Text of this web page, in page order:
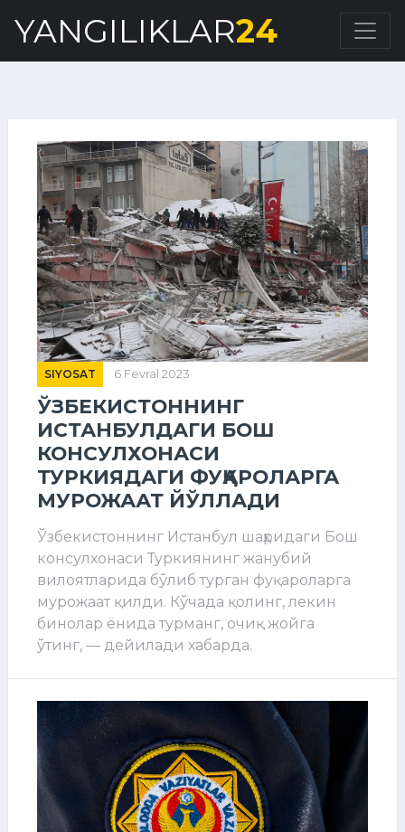
YANGILIKLAR24
SIYOSAT 6 Fevral 2023
ЎЗБЕКИСТОННИНГ
ИСТАНБУЛДАГИ БОШ
КОНСУЛХОНАСИ
ТУРКИЯДАГИ ФУҚАРОЛАРГА
МУРОЖААТ ЙЎЛЛАДИ
Ўзбекистоннинг Истанбул шаҳридаги Бош
консулхонаси Туркиянинг жанубий
вилоятларида бўлиб турган фуқароларга
мурожаат қилди. Кўчада қолинг, лекин
бинолар ёнида турманг, очиқ жойга
ўтинг, — дейилади хабарда.